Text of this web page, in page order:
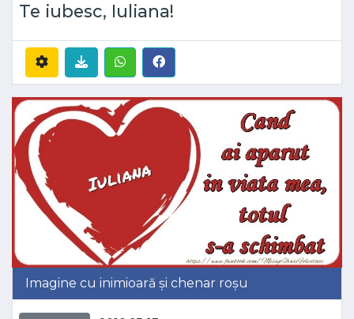
Te iubesc, Iuliana!
Imagine cu inimioară și chenar roșu